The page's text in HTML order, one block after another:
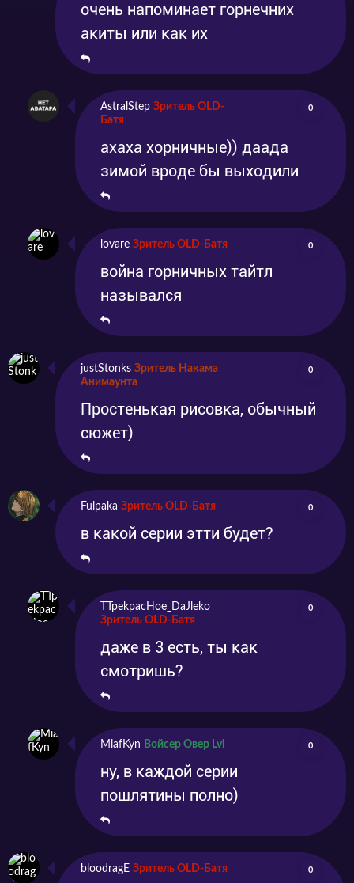
очень напоминает горнечних
акиты или как их
AstralStep Зритель OLD-
Батя
0
ахаха хорничные)) даада
зимой вроде бы выходили
lovare Зритель OLD-Батя 0
война горничных тайтл
назывался
justStonks Зритель Накама
Анимаунта
0
Простенькая рисовка, обычный
сюжет)
Fulpaka Зритель OLD-Батя 0
в какой серии этти будет?
TTpekpacHoe_DaJleko
Зритель OLD-Батя
0
даже в 3 есть, ты как
смотришь?
MiafKyn Войсер Овер Lvl 0
ну, в каждой серии
пошлятины полно)
bloodragE Зритель OLD-Батя 0